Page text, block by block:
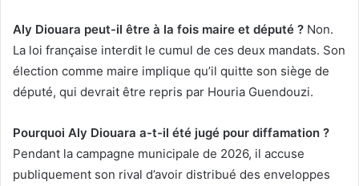
Aly Diouara peut-il être à la fois maire et député ? Non.
La loi française interdit le cumul de ces deux mandats. Son
élection comme maire implique qu’il quitte son siège de
député, qui devrait être repris par Houria Guendouzi.
Pourquoi Aly Diouara a-t-il été jugé pour diffamation ?
Pendant la campagne municipale de 2026, il accuse
publiquement son rival d’avoir distribué des enveloppes